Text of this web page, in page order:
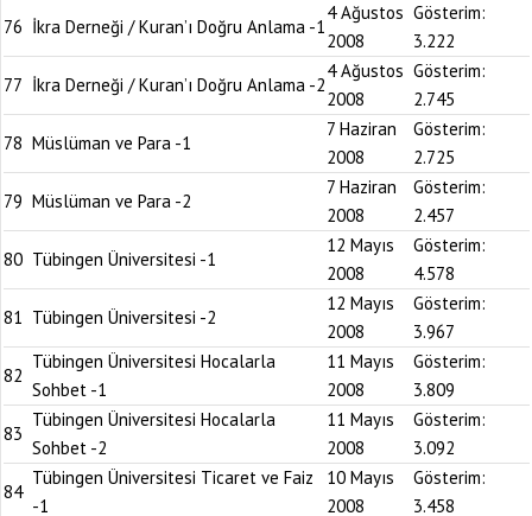
76 İkra Derneği / Kuran’ı Doğru Anlama -1
4 Ağustos
2008
Gösterim:
3.222
77 İkra Derneği / Kuran’ı Doğru Anlama -2
4 Ağustos
2008
Gösterim:
2.745
78 Müslüman ve Para -1
7 Haziran
2008
Gösterim:
2.725
79 Müslüman ve Para -2
7 Haziran
2008
Gösterim:
2.457
80 Tübingen Üniversitesi -1
12 Mayıs
2008
Gösterim:
4.578
81 Tübingen Üniversitesi -2
12 Mayıs
2008
Gösterim:
3.967
82
Tübingen Üniversitesi Hocalarla
Sohbet -1
11 Mayıs
2008
Gösterim:
3.809
83
Tübingen Üniversitesi Hocalarla
Sohbet -2
11 Mayıs
2008
Gösterim:
3.092
84
Tübingen Üniversitesi Ticaret ve Faiz
-1
10 Mayıs
2008
Gösterim:
3.458